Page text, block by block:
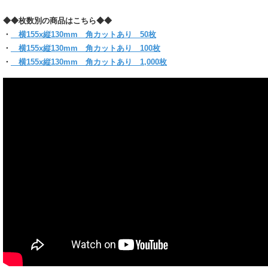
【クリックポスト対象商品】
＊クリックポスト対象商品で、サイズ横25x縦34ｘ厚さ3cmのパッケージに収まる分量
＊他のサイズとの組み合わせてご購入の場合は当店にお任せください。1通で入らな
必ず【ご注文確定メール】をご確認ください。
＊お届けはポスト投函です。
◆◆枚数別の商品はこちら◆◆
・
横155x縦130mm 角カットあり 50枚
・
横155x縦130mm 角カットあり 100枚
・
横155x縦130mm 角カットあり 1,000枚